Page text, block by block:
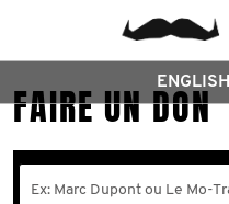
ENGLISH
FAIRE UN DON